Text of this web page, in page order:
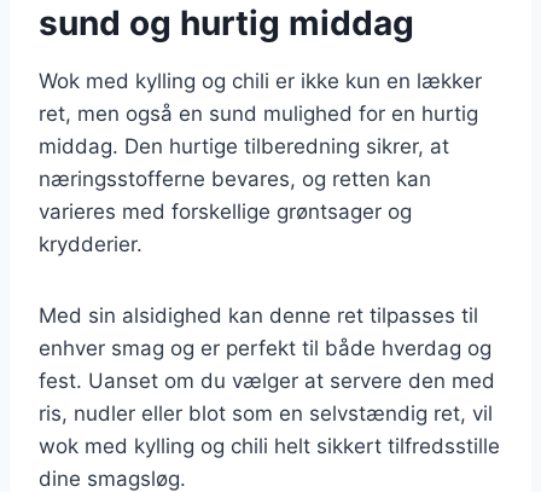
sund og hurtig middag
Wok med kylling og chili er ikke kun en lækker
ret, men også en sund mulighed for en hurtig
middag. Den hurtige tilberedning sikrer, at
næringsstofferne bevares, og retten kan
varieres med forskellige grøntsager og
krydderier.
Med sin alsidighed kan denne ret tilpasses til
enhver smag og er perfekt til både hverdag og
fest. Uanset om du vælger at servere den med
ris, nudler eller blot som en selvstændig ret, vil
wok med kylling og chili helt sikkert tilfredsstille
dine smagsløg.